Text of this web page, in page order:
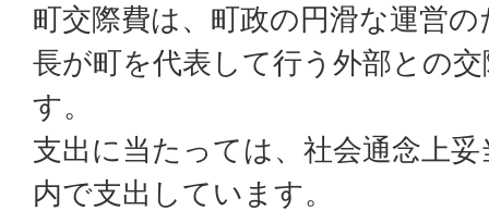
町交際費は、町政の円滑な運営
長が町を代表して行う外部との
す。
支出に当たっては、社会通念上
内で支出しています。